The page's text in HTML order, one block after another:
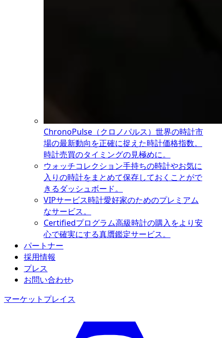
ChronoPulse（クロノパルス） 世界の時計市
場の最新動向を正確に捉えた時計価格指数。
時計売買のタイミングの見極めに。
ウォッチコレクション手持ちの時計やお気に
入りの時計をまとめて保存しておくことがで
きるダッシュボード。
VIPサービス時計愛好家のためのプレミアム
なサービス。
Certifiedプログラム高級時計の購入をより安
心で確実にする真贋鑑定サービス。
パートナー
採用情報
プレス
お問い合わせ
マーケットプレイス